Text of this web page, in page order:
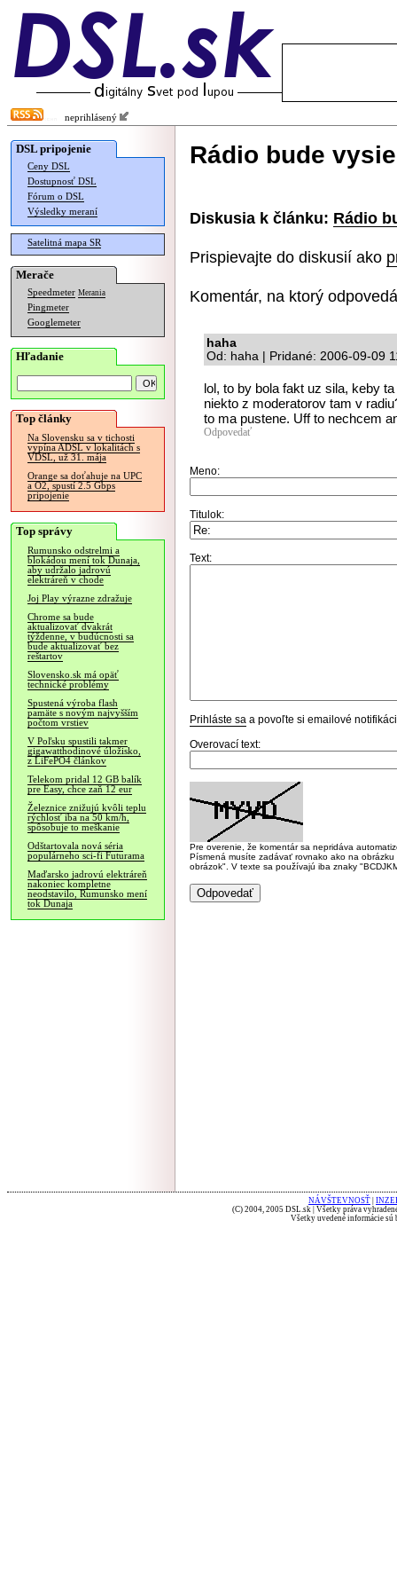
neprihlásený
DSL pripojenie
Ceny DSL
Dostupnosť DSL
Fórum o DSL
Výsledky meraní
Satelitná mapa SR
Merače
Speedmeter Merania
Pingmeter
Googlemeter
Hľadanie
Top články
Na Slovensku sa v tichosti
vypína ADSL v lokalitách s
VDSL, už 31. mája
Orange sa doťahuje na UPC
a O2, spustí 2.5 Gbps
pripojenie
Top správy
Rumunsko odstrelmi a
blokádou mení tok Dunaja,
aby udržalo jadrovú
elektráreň v chode
Joj Play výrazne zdražuje
Chrome sa bude
aktualizovať dvakrát
týždenne, v budúcnosti sa
bude aktualizovať bez
reštartov
Slovensko.sk má opäť
technické problémy
Spustená výroba flash
pamäte s novým najvyšším
počtom vrstiev
V Poľsku spustili takmer
gigawatthodinové úložisko,
z LiFePO4 článkov
Telekom pridal 12 GB balík
pre Easy, chce zaň 12 eur
Železnice znižujú kvôli teplu
rýchlosť iba na 50 km/h,
spôsobuje to meškanie
Odštartovala nová séria
populárneho sci-fi Futurama
Maďarsko jadrovú elektráreň
nakoniec kompletne
neodstavilo, Rumunsko mení
tok Dunaja
Rádio bude
Diskusia k článku: Rádio
Prispievajte do diskusií ako
Komentár, na ktorý
haha
Od: haha | Pridané: 2006-09-09
lol, to by bola fakt uz sila, keby
niekto z moderatorov tam v
to ma pustene. Uff to nechcem
Odpovedať
Meno:
Titulok:
Text:
Prihláste sa a povoľte si emailové
Overovací text:
Pre overenie, že komentár sa nepridáva
Písmená musíte zadávať rovnako ako na
obrázok". V texte sa používajú iba znaky
NÁVŠTEVNOSŤ
(C) 2004, 2005 DSL.sk | Všetky práva
Všetky uvedené informácie sú